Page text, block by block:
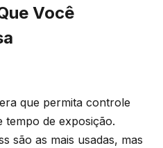
Você
que permita controle
tempo de exposição.
são as mais usadas, mas